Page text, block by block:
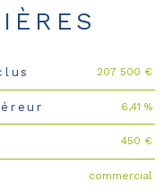
207 500 €
6,41 %
450 €
commercial